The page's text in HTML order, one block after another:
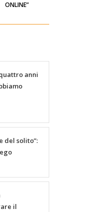
ONLINE”
anni
del solito”:
il